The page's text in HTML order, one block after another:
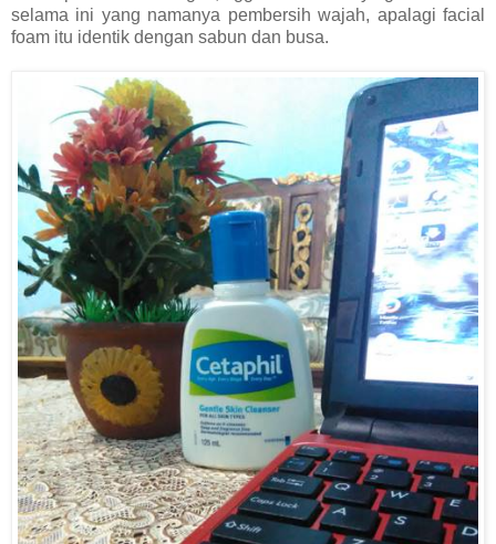
selama ini yang namanya pembersih wajah, apalagi facial
foam itu identik dengan sabun dan busa.